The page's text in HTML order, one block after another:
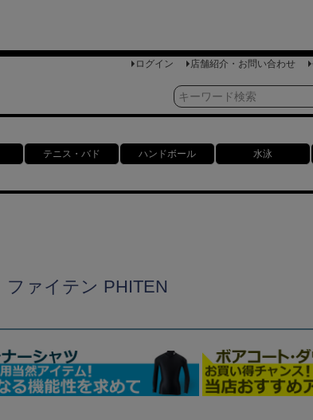
ログイン 店舗紹介・お問い合わせ
テニス・バド ハンドボール 水泳
ファイテン PHITEN